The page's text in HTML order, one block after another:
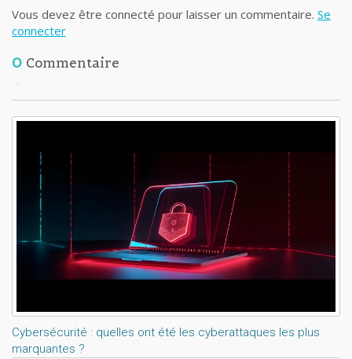
Vous devez être connecté pour laisser un commentaire. Se
connecter
0 Commentaire
Lisez aussi:
Cybersécurité : quelles ont été les cyberattaques les plus
marquantes ?